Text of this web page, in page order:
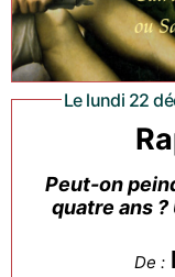
Le lundi 22
Peut-on
quatre ans
De :